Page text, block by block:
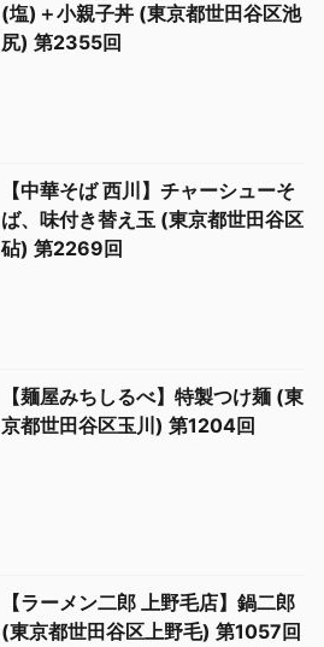
(塩)＋小親子丼 (東京都世田谷区池
尻) 第2355回
【中華そば 西川】チャーシューそ
ば、味付き替え玉 (東京都世田谷区
砧) 第2269回
【麺屋みちしるべ】特製つけ麺 (東
京都世田谷区玉川) 第1204回
【ラーメン二郎 上野毛店】鍋二郎
(東京都世田谷区上野毛) 第1057回